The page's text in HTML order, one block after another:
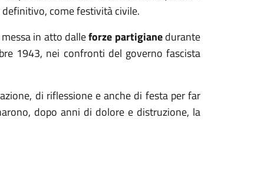
come festività civile.
messa in atto dalleforze partigianedurante
1943, nei confronti del governo fascista
di riflessione e anche di festa per far
dopo anni di dolore e distruzione, la